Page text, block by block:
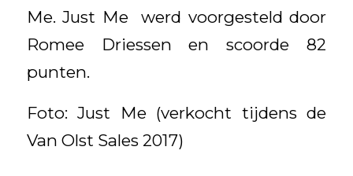
Me. Just Me werd voorgesteld door
Romee Driessen en scoorde 82
punten.
Foto: Just Me (verkocht tijdens de
Van Olst Sales 2017)